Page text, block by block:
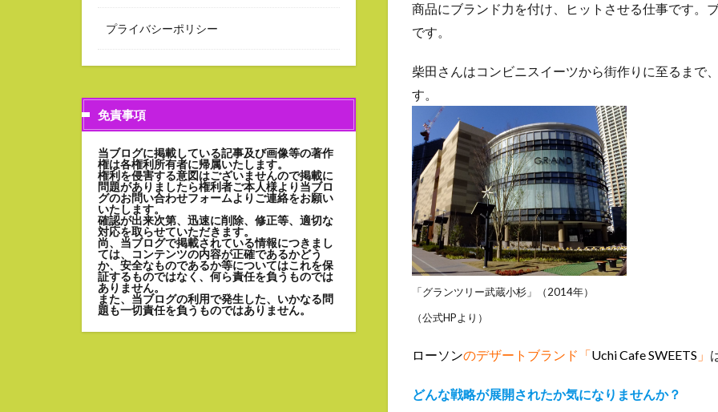
商品にブランド力を付け、ヒットさせる仕事です。
です。
柴田さんはコンビニスイーツから街作りに至るまで
す。
「グランツリー武蔵小杉」（2014年）
（公式HPより）
ローソンのデザートブランド「Uchi Cafe SWEETS 」
どんな戦略が展開されたか気になりませんか？
プライバシーポリシー
免責事項
当ブログに掲載している記事及び画像等の著作
権は各権利所有者に帰属いたします。
権利を侵害する意図はございませんので掲載に
問題がありましたら権利者ご本人様より当ブロ
グのお問い合わせフォームよりご連絡をお願い
いたします。
確認が出来次第、迅速に削除、修正等、適切な
対応を取らせていただきます。
尚、当ブログで掲載されている情報につきまし
ては、コンテンツの内容が正確であるかどう
か、安全なものであるか等についてはこれを保
証するものではなく、何ら責任を負うものでは
ありません。
また、当ブログの利用で発生した、いかなる問
題も一切責任を負うものではありません。